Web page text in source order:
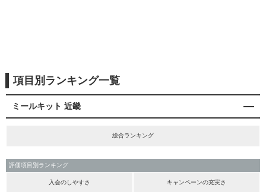
項目別ランキング一覧
ミールキット 近畿
総合ランキング
評価項目別ランキング
入会のしやすさ キャンペーンの充実さ